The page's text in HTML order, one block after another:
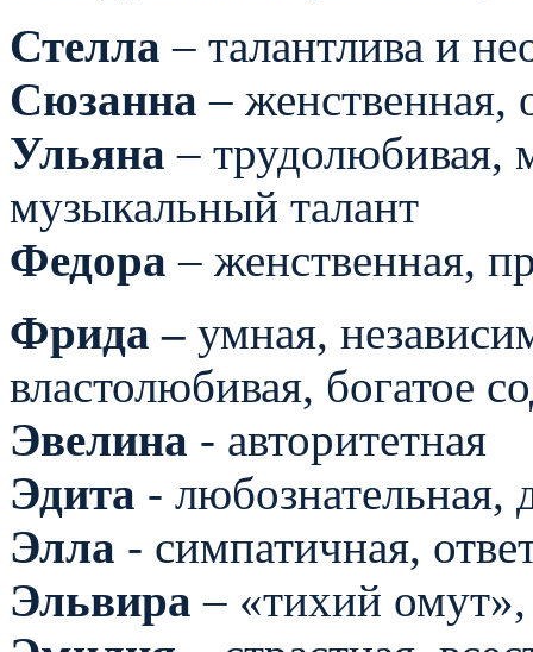
Стелла – талантлива и
Сюзанна – женственная,
Ульяна – трудолюбивая,
музыкальный талант
Федора – женственная,
Фрида – умная,
властолюбивая, богатое
Эвелина - авторитетная
Эдита - любознательная,
Элла - симпатичная,
Эльвира – «тихий омут»,